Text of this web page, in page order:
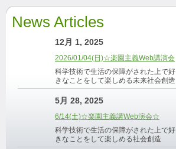
News Articles
12月 1, 2025
2026/01/04(日)☆楽園主義Web講演会
科学技術で生活の保障がされた上で好
きなことをして楽しめる未来社会創造
5月 28, 2025
6/14(土)☆楽園主義講Web演会☆
科学技術で生活の保障がされた上で好
きなことをして楽しめる社会創造